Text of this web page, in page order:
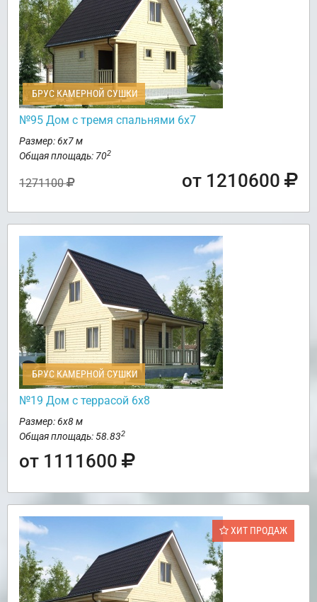
БРУС КАМЕРНОЙ СУШКИ
№95 Дом с тремя спальнями 6х7
Размер: 6х7 м
Общая площадь: 702
1271100 от 1210600
БРУС КАМЕРНОЙ СУШКИ
№19 Дом с террасой 6х8
Размер: 6х8 м
Общая площадь: 58.832
от 1111600
ХИТ ПРОДАЖ